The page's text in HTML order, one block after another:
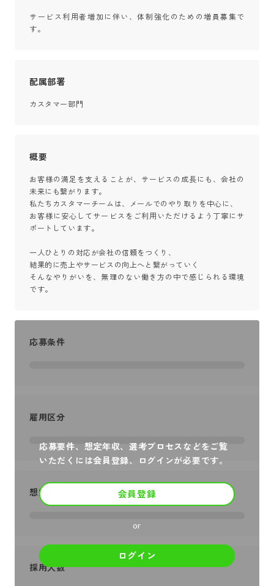
サービス利用者増加に伴い、体制強化のための増員募集で
す。
配属部署
カスタマー部門
概要
お客様の満足を支えることが、サービスの成長にも、会社の
未来にも繋がります。
私たちカスタマーチームは、メールでのやり取りを中心に、
お客様に安心してサービスをご利用いただけるよう丁寧にサ
ポートしています。
一人ひとりの対応が会社の信頼をつくり、
結果的に売上やサービスの向上へと繋がっていく
そんなやりがいを、無理のない働き方の中で感じられる環境
です。
応募要件、想定年収、選考プロセスなどをご覧
いただくには会員登録、ログインが必要です。
会員登録
or
ログイン
応募条件
雇用区分
想定年収
採用人数